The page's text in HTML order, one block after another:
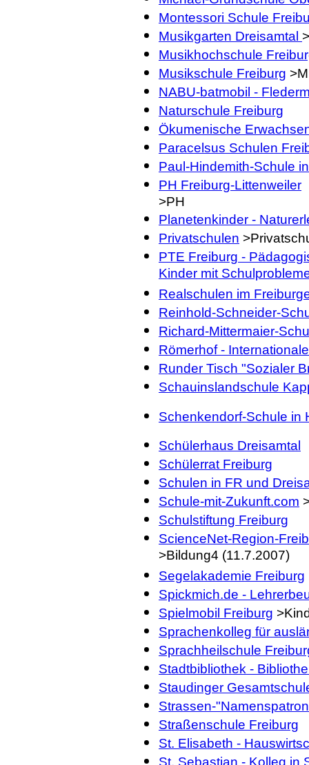
Montessori Schule
Musikgarten Dreisamtal
Musikhochschule
Musikschule Freiburg
NABU-batmobil -
Naturschule Freiburg
Ökumenische
Paracelsus Schulen
Paul-Hindemith-Schule
PH Freiburg-Littenweiler
>PH
Planetenkinder -
Privatschulen
PTE Freiburg -
Kinder mit
Realschulen im
Reinhold-Schneider-
Richard-Mittermaier-
Römerhof -
Runder Tisch "Sozialer
Schauinslandschule
Schenkendorf-Schule in
Schülerhaus Dreisamtal
Schülerrat Freiburg
Schulen in FR und
Schule-mit-Zukunft.com
Schulstiftung Freiburg
ScienceNet-Region-
>Bildung4 (11.7.2007)
Segelakademie Freiburg
Spickmich.de -
Spielmobil Freiburg
Sprachenkolleg für
Sprachheilschule
Stadtbibliothek -
Staudinger
Strassen-
Straßenschule Freiburg
St. Elisabeth -
St. Sebastian - Kolleg in